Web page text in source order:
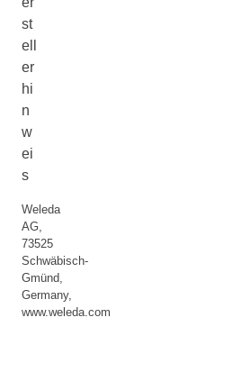
st
ell
er
hi
n
w
ei
s
Weleda
AG,
73525
Schwäbisch-
Gmünd,
Germany,
www.weleda.com